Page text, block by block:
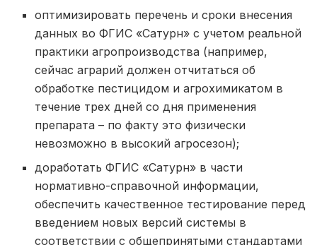
оптимизировать перечень и сроки внесения
данных во ФГИС «Сатурн» с учетом реальной
практики агропроизводства (например,
сейчас аграрий должен отчитаться об
обработке пестицидом и агрохимикатом в
течение трех дней со дня применения
препарата – по факту это физически
невозможно в высокий агросезон);
доработать ФГИС «Сатурн» в части
нормативно-справочной информации,
обеспечить качественное тестирование перед
введением новых версий системы в
соответствии с общепринятыми стандартами